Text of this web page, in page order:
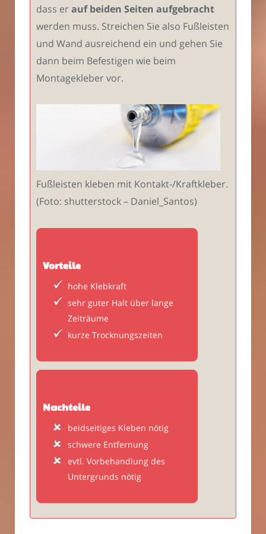
dass er auf beiden Seiten aufgebracht
werden muss. Streichen Sie also Fußleisten
und Wand ausreichend ein und gehen Sie
dann beim Befestigen wie beim
Montagekleber vor.
Fußleisten kleben mit Kontakt-/Kraftkleber.
(Foto: shutterstock – Daniel_Santos)
Vorteile
hohe Klebkraft
sehr guter Halt über lange
Zeiträume
kurze Trocknungszeiten
Nachteile
beidseitiges Kleben nötig
schwere Entfernung
evtl. Vorbehandlung des
Untergrunds nötig